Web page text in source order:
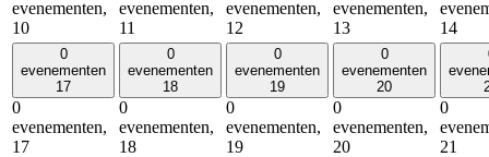
evenementen,
10
evenementen,
11
evenementen,
12
evenementen,
13
14
0
evenementen
17
0
evenementen,
17
0
evenementen
18
0
evenementen,
18
0
evenementen
19
0
evenementen,
19
0
evenementen
20
0
evenementen,
20
0
21